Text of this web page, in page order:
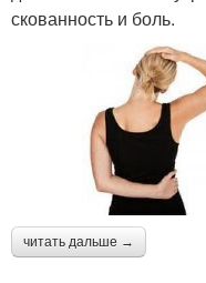
скованность и боль.
читать дальше →